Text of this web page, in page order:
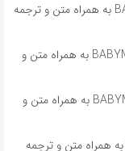
آهنگ انگلیسی HOT SAUCE از BABYMONSTER به همراه متن و ترجمه
آهنگ انگلیسی SUPA DUPA LUV از BABYMONSTER به همراه متن و
آهنگ انگلیسی کره‌ای WE GO UP از BABYMONSTER به همراه متن و
آهنگ انگلیسی ROLLERCOASTER از MARINA به همراه متن و ترجمه